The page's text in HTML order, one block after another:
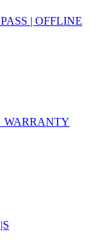
| OFFLINE
WARRANTY